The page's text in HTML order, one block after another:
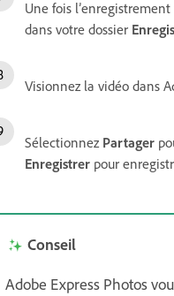
Une fois
dans votre dossier
Visionnez la vidéo dans
Sélectionnez Partager
Enregistrer pour
Conseil
Adobe Express Photos